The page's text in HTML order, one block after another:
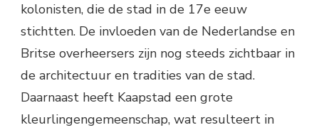
kolonisten, die de stad in de 17e eeuw
stichtten. De invloeden van de Nederlandse en
Britse overheersers zijn nog steeds zichtbaar in
de architectuur en tradities van de stad.
Daarnaast heeft Kaapstad een grote
kleurlingengemeenschap, wat resulteert in